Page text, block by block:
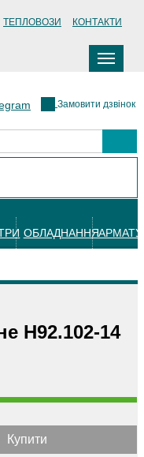
ТЕПЛОВОЗИ КОНТАКТИ
Замовити дзвінок
ОБЛАДНАННЯ
Н92.102-14
Купити